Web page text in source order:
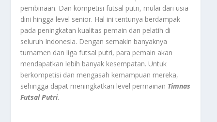
pembinaan. Dan kompetisi futsal putri, mulai dari usia
dini hingga level senior. Hal ini tentunya berdampak
pada peningkatan kualitas pemain dan pelatih di
seluruh Indonesia. Dengan semakin banyaknya
turnamen dan liga futsal putri, para pemain akan
mendapatkan lebih banyak kesempatan. Untuk
berkompetisi dan mengasah kemampuan mereka,
sehingga dapat meningkatkan level permainan Timnas
Futsal Putri.